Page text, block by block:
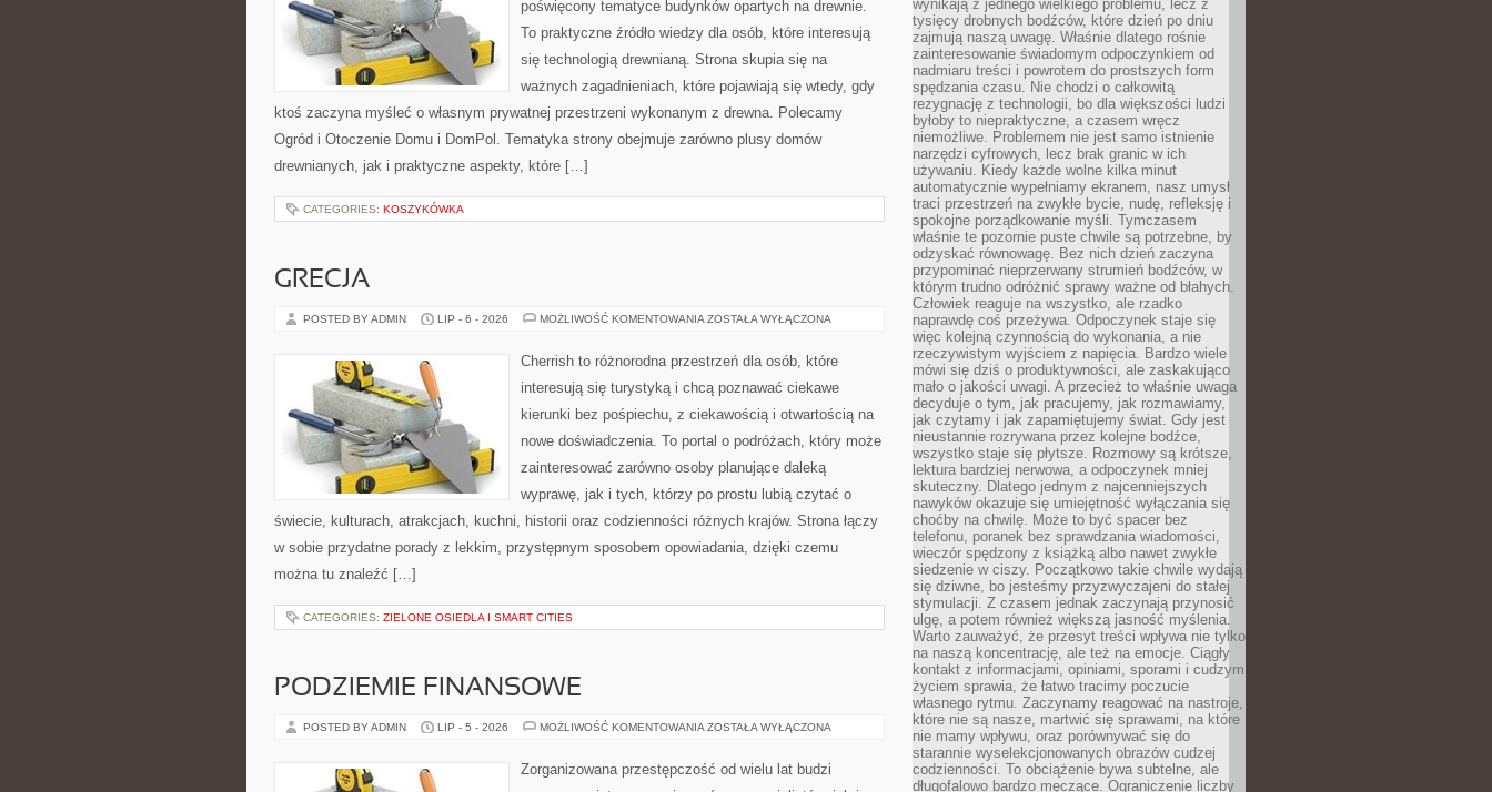
poświęcony tematyce budynków opartych na drewnie.
To praktyczne źródło wiedzy dla osób, które interesują
się technologią drewnianą. Strona skupia się na
ważnych zagadnieniach, które pojawiają się wtedy, gdy
ktoś zaczyna myśleć o własnym prywatnej przestrzeni wykonanym z drewna. Polecamy
Ogród i Otoczenie Domu i DomPol. Tematyka strony obejmuje zarówno plusy domów
drewnianych, jak i praktyczne aspekty, które […]
CATEGORIES: KOSZYKÓWKA
GRECJA
POSTED BY ADMIN LIP - 6 - 2026 MOŻLIWOŚĆ KOMENTOWANIA GRECJA
ZOSTAŁA WYŁĄCZONA
Cherrish to różnorodna przestrzeń dla osób, które
interesują się turystyką i chcą poznawać ciekawe
kierunki bez pośpiechu, z ciekawością i otwartością na
nowe doświadczenia. To portal o podróżach, który może
zainteresować zarówno osoby planujące daleką
wyprawę, jak i tych, którzy po prostu lubią czytać o
świecie, kulturach, atrakcjach, kuchni, historii oraz codzienności różnych krajów. Strona łączy
w sobie przydatne porady z lekkim, przystępnym sposobem opowiadania, dzięki czemu
można tu znaleźć […]
CATEGORIES: ZIELONE OSIEDLA I SMART CITIES
PODZIEMIE FINANSOWE
POSTED BY ADMIN LIP - 5 - 2026 MOŻLIWOŚĆ KOMENTOWANIA PODZIEMIE
ZOSTAŁA WYŁĄCZONA
Zorganizowana przestępczość od wielu lat budzi
wynikają z jednego wielkiego problemu, lecz z
tysięcy drobnych bodźców, które dzień po dniu
zajmują naszą uwagę. Właśnie dlatego rośnie
zainteresowanie świadomym odpoczynkiem od
nadmiaru treści i powrotem do prostszych form
spędzania czasu. Nie chodzi o całkowitą
rezygnację z technologii, bo dla większości ludzi
byłoby to niepraktyczne, a czasem wręcz
niemożliwe. Problemem nie jest samo istnienie
narzędzi cyfrowych, lecz brak granic w ich
używaniu. Kiedy każde wolne kilka minut
automatycznie wypełniamy ekranem, nasz umysł
traci przestrzeń na zwykłe bycie, nudę, refleksję i
spokojne porządkowanie myśli. Tymczasem
właśnie te pozornie puste chwile są potrzebne, by
odzyskać równowagę. Bez nich dzień zaczyna
przypominać nieprzerwany strumień bodźców, w
którym trudno odróżnić sprawy ważne od błahych.
Człowiek reaguje na wszystko, ale rzadko
naprawdę coś przeżywa. Odpoczynek staje się
więc kolejną czynnością do wykonania, a nie
rzeczywistym wyjściem z napięcia. Bardzo wiele
mówi się dziś o produktywności, ale zaskakująco
mało o jakości uwagi. A przecież to właśnie uwaga
decyduje o tym, jak pracujemy, jak rozmawiamy,
jak czytamy i jak zapamiętujemy świat. Gdy jest
nieustannie rozrywana przez kolejne bodźce,
wszystko staje się płytsze. Rozmowy są krótsze,
lektura bardziej nerwowa, a odpoczynek mniej
skuteczny. Dlatego jednym z najcenniejszych
nawyków okazuje się umiejętność wyłączania się
choćby na chwilę. Może to być spacer bez
telefonu, poranek bez sprawdzania wiadomości,
wieczór spędzony z książką albo nawet zwykłe
siedzenie w ciszy. Początkowo takie chwile wydają
się dziwne, bo jesteśmy przyzwyczajeni do stałej
stymulacji. Z czasem jednak zaczynają przynosić
ulgę, a potem również większą jasność myślenia.
Warto zauważyć, że przesyt treści wpływa nie tylko
na naszą koncentrację, ale też na emocje. Ciągły
kontakt z informacjami, opiniami, sporami i cudzym
życiem sprawia, że łatwo tracimy poczucie
własnego rytmu. Zaczynamy reagować na nastroje,
które nie są nasze, martwić się sprawami, na które
nie mamy wpływu, oraz porównywać się do
starannie wyselekcjonowanych obrazów cudzej
codzienności. To obciążenie bywa subtelne, ale
długofalowo bardzo męczące. Ograniczenie liczby